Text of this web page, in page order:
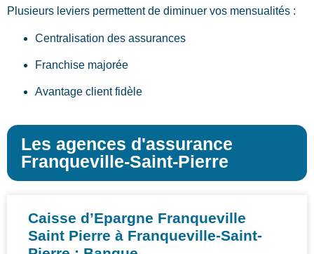
Plusieurs leviers permettent de diminuer vos mensualités :
Centralisation des assurances
Franchise majorée
Avantage client fidèle
Les agences d'assurance
Franqueville-Saint-Pierre
Caisse d’Epargne Franqueville
Saint Pierre à Franqueville-Saint-